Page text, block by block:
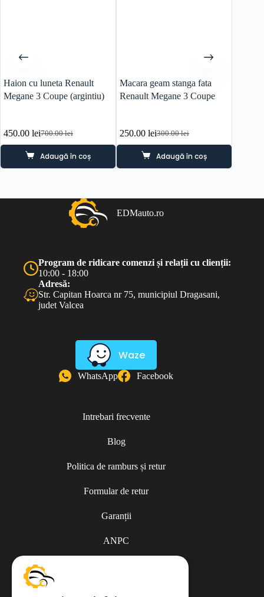
Haion cu luneta Renault
Megane 3 Coupe (argintiu)
700.00lei
Prețul
a
fost:
450.00 leiPrețul
este:
450.00 lei.
Adaugă în coș
Macara geam stanga fata
Renault Megane 3 Coupe
300.00lei
Prețul
a
fost:
250.00leiPrețul
este:
250.00 lei.
Adaugă în coș
EDMauto.ro
Program de ridicare comenzi și relații cu clienții:
10:00 - 18:00
Adresă:
Str. Capitan Hoarca nr 75, municipiul Dragasani,
judet Valcea
Waze
WhatsApp Facebook
Intrebari frecvente
Blog
Politica de ramburs și retur
Formular de retur
Garanții
ANPC